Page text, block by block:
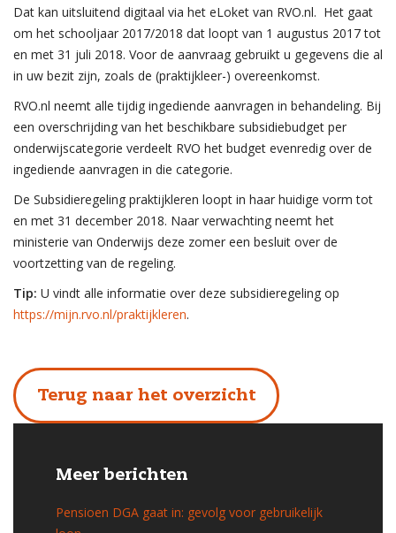
Dat kan uitsluitend digitaal via het eLoket van RVO.nl. Het gaat
om het schooljaar 2017/2018 dat loopt van 1 augustus 2017 tot
en met 31 juli 2018. Voor de aanvraag gebruikt u gegevens die al
in uw bezit zijn, zoals de (praktijkleer-) overeenkomst.
RVO.nl neemt alle tijdig ingediende aanvragen in behandeling. Bij
een overschrijding van het beschikbare subsidiebudget per
onderwijscategorie verdeelt RVO het budget evenredig over de
ingediende aanvragen in die categorie.
De Subsidieregeling praktijkleren loopt in haar huidige vorm tot
en met 31 december 2018. Naar verwachting neemt het
ministerie van Onderwijs deze zomer een besluit over de
voortzetting van de regeling.
Tip: U vindt alle informatie over deze subsidieregeling op
https://mijn.rvo.nl/praktijkleren.
Terug naar het overzicht
Meer berichten
Pensioen DGA gaat in: gevolg voor gebruikelijk